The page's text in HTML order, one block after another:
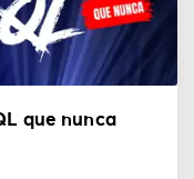
que nunca